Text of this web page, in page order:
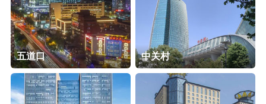
五道口 中关村